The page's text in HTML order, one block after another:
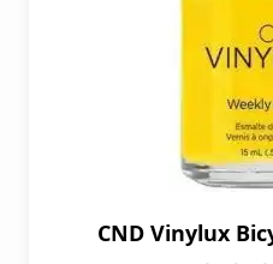
CND Vinylux